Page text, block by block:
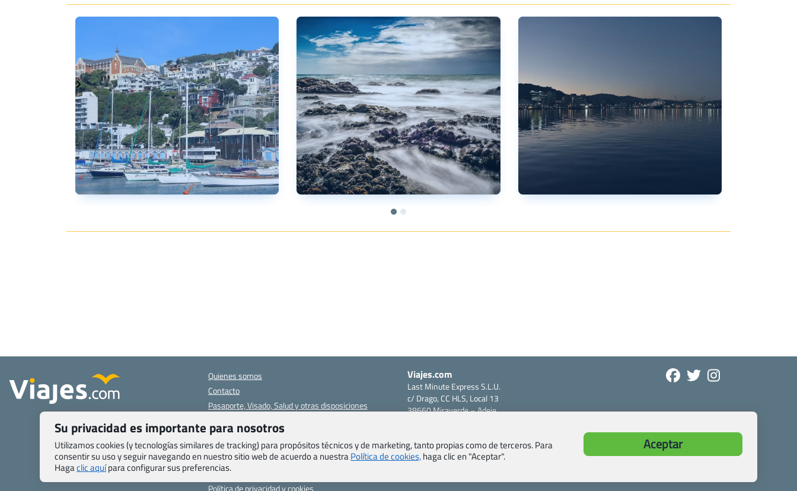
Quienes somos
Contacto
Pasaporte, Visado, Salud y otras disposiciones
específicas
Blog de Viajes.com
Registro de agencias
Preguntas frecuentes
Condiciones generales
Política de privacidad y cookies
Viajes.com
Last Minute Express S.L.U.
c/ Drago, CC HLS, Local 13
38660 Miraverde – Adeje
Tfno: +34 922-97-17-27
Su privacidad es importante para nosotros
Utilizamos cookies (y tecnologías similares de tracking) para propósitos técnicos y de marketing, tanto propias como de terceros. Para
consentir su uso y seguir navegando en nuestro sitio web de acuerdo a nuestraPolítica de cookies,haga clic en "Aceptar".
Hagaclic aquípara configurar sus preferencias.
Aceptar